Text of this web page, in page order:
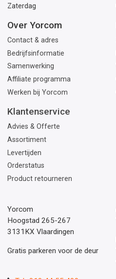
Zaterdag
Over Yorcom
Contact & adres
Bedrijfsinformatie
Samenwerking
Affiliate programma
Werken bij Yorcom
Klantenservice
Advies & Offerte
Assortiment
Levertijden
Orderstatus
Product retourneren
Yorcom
Hoogstad 265-267
3131KX Vlaardingen
Gratis parkeren voor de deur